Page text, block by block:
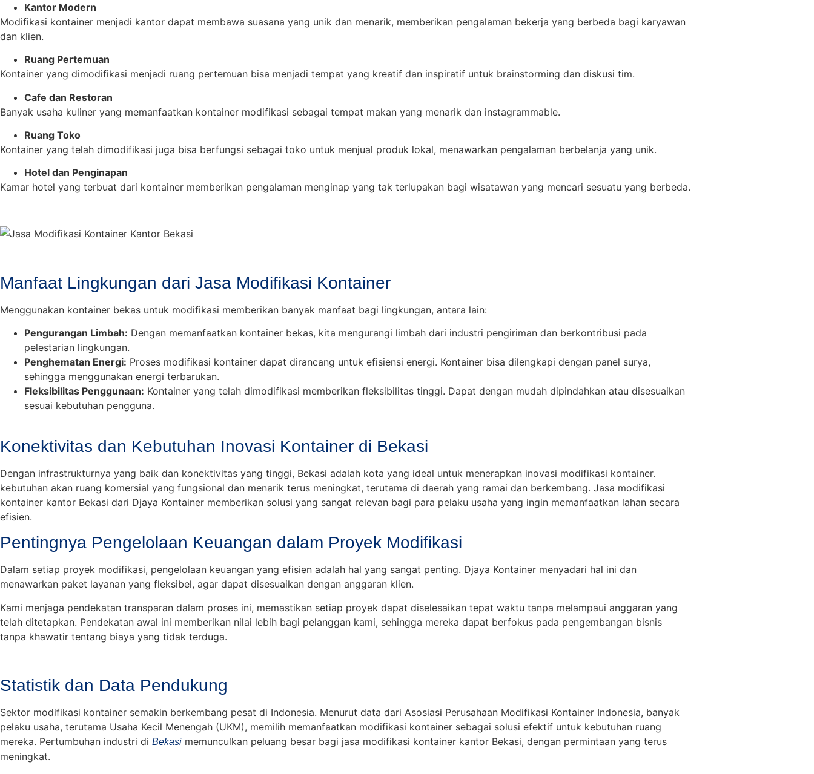
Kantor Modern
Modifikasi kontainer menjadi kantor dapat membawa suasana yang unik dan menarik, memberikan pengalaman bekerja yang berbeda bagi karyawan
dan klien.
Ruang Pertemuan
Kontainer yang dimodifikasi menjadi ruang pertemuan bisa menjadi tempat yang kreatif dan inspiratif untuk brainstorming dan diskusi tim.
Cafe dan Restoran
Banyak usaha kuliner yang memanfaatkan kontainer modifikasi sebagai tempat makan yang menarik dan instagrammable.
Ruang Toko
Kontainer yang telah dimodifikasi juga bisa berfungsi sebagai toko untuk menjual produk lokal, menawarkan pengalaman berbelanja yang unik.
Hotel dan Penginapan
Kamar hotel yang terbuat dari kontainer memberikan pengalaman menginap yang tak terlupakan bagi wisatawan yang mencari sesuatu yang berbeda.
Manfaat Lingkungan dari Jasa Modifikasi Kontainer
Menggunakan kontainer bekas untuk modifikasi memberikan banyak manfaat bagi lingkungan, antara lain:
Pengurangan Limbah: Dengan memanfaatkan kontainer bekas, kita mengurangi limbah dari industri pengiriman dan berkontribusi pada
pelestarian lingkungan.
Penghematan Energi: Proses modifikasi kontainer dapat dirancang untuk efisiensi energi. Kontainer bisa dilengkapi dengan panel surya,
sehingga menggunakan energi terbarukan.
Fleksibilitas Penggunaan: Kontainer yang telah dimodifikasi memberikan fleksibilitas tinggi. Dapat dengan mudah dipindahkan atau disesuaikan
sesuai kebutuhan pengguna.
Konektivitas dan Kebutuhan Inovasi Kontainer di Bekasi
Dengan infrastrukturnya yang baik dan konektivitas yang tinggi, Bekasi adalah kota yang ideal untuk menerapkan inovasi modifikasi kontainer.
kebutuhan akan ruang komersial yang fungsional dan menarik terus meningkat, terutama di daerah yang ramai dan berkembang. Jasa modifikasi
kontainer kantor Bekasi dari Djaya Kontainer memberikan solusi yang sangat relevan bagi para pelaku usaha yang ingin memanfaatkan lahan secara
efisien.
Pentingnya Pengelolaan Keuangan dalam Proyek Modifikasi
Dalam setiap proyek modifikasi, pengelolaan keuangan yang efisien adalah hal yang sangat penting. Djaya Kontainer menyadari hal ini dan
menawarkan paket layanan yang fleksibel, agar dapat disesuaikan dengan anggaran klien.
Kami menjaga pendekatan transparan dalam proses ini, memastikan setiap proyek dapat diselesaikan tepat waktu tanpa melampaui anggaran yang
telah ditetapkan. Pendekatan awal ini memberikan nilai lebih bagi pelanggan kami, sehingga mereka dapat berfokus pada pengembangan bisnis
tanpa khawatir tentang biaya yang tidak terduga.
Statistik dan Data Pendukung
Sektor modifikasi kontainer semakin berkembang pesat di Indonesia. Menurut data dari Asosiasi Perusahaan Modifikasi Kontainer Indonesia, banyak
pelaku usaha, terutama Usaha Kecil Menengah (UKM), memilih memanfaatkan modifikasi kontainer sebagai solusi efektif untuk kebutuhan ruang
mereka. Pertumbuhan industri di Bekasi memunculkan peluang besar bagi jasa modifikasi kontainer kantor Bekasi, dengan permintaan yang terus
meningkat.